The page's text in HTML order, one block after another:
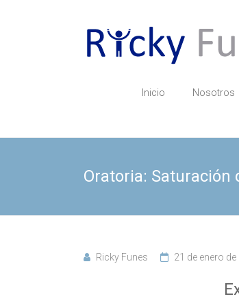
Academia
en
Inicio Nosotros
Oratoria: Saturación
Ricky Funes 21 de enero de